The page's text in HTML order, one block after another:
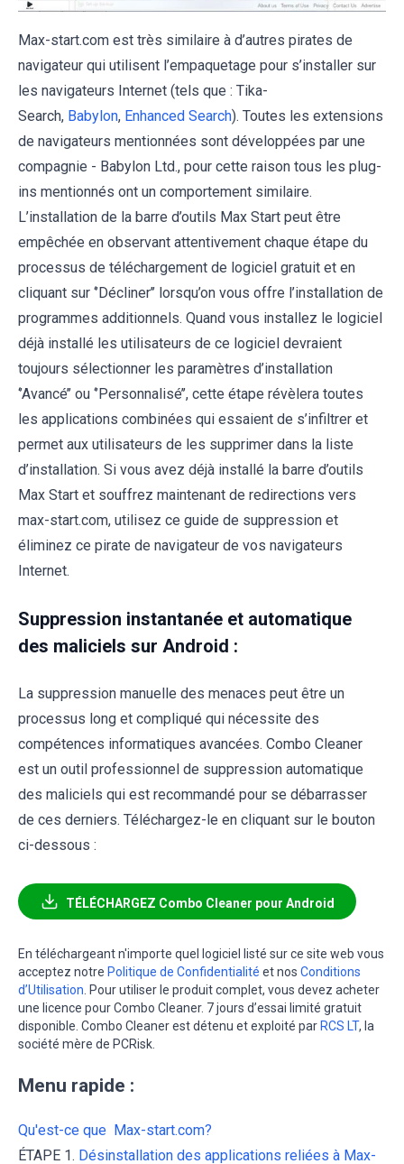
Max-start.com est très similaire à d’autres pirates de
navigateur qui utilisent l’empaquetage pour s’installer sur
les navigateurs Internet (tels que : Tika-
Search, Babylon, Enhanced Search). Toutes les extensions
de navigateurs mentionnées sont développées par une
compagnie - Babylon Ltd., pour cette raison tous les plug-
ins mentionnés ont un comportement similaire.
L’installation de la barre d’outils Max Start peut être
empêchée en observant attentivement chaque étape du
processus de téléchargement de logiciel gratuit et en
cliquant sur ‘’Décliner’’ lorsqu’on vous offre l’installation de
programmes additionnels. Quand vous installez le logiciel
déjà installé les utilisateurs de ce logiciel devraient
toujours sélectionner les paramètres d’installation
‘’Avancé’’ ou ‘’Personnalisé’’, cette étape révèlera toutes
les applications combinées qui essaient de s’infiltrer et
permet aux utilisateurs de les supprimer dans la liste
d’installation. Si vous avez déjà installé la barre d’outils
Max Start et souffrez maintenant de redirections vers
max-start.com, utilisez ce guide de suppression et
éliminez ce pirate de navigateur de vos navigateurs
Internet.
Suppression instantanée et automatique
des maliciels sur Android :
La suppression manuelle des menaces peut être un
processus long et compliqué qui nécessite des
compétences informatiques avancées. Combo Cleaner
est un outil professionnel de suppression automatique
des maliciels qui est recommandé pour se débarrasser
de ces derniers. Téléchargez-le en cliquant sur le bouton
ci-dessous :
TÉLÉCHARGEZ Combo Cleaner pour Android
En téléchargeant n'importe quel logiciel listé sur ce site web vous
acceptez notre Politique de Confidentialité et nos Conditions
d’Utilisation. Pour utiliser le produit complet, vous devez acheter
une licence pour Combo Cleaner. 7 jours d’essai limité gratuit
disponible. Combo Cleaner est détenu et exploité par RCS LT, la
société mère de PCRisk.
Menu rapide :
Qu'est-ce que Max-start.com?
ÉTAPE 1. Désinstallation des applications reliées à Max-